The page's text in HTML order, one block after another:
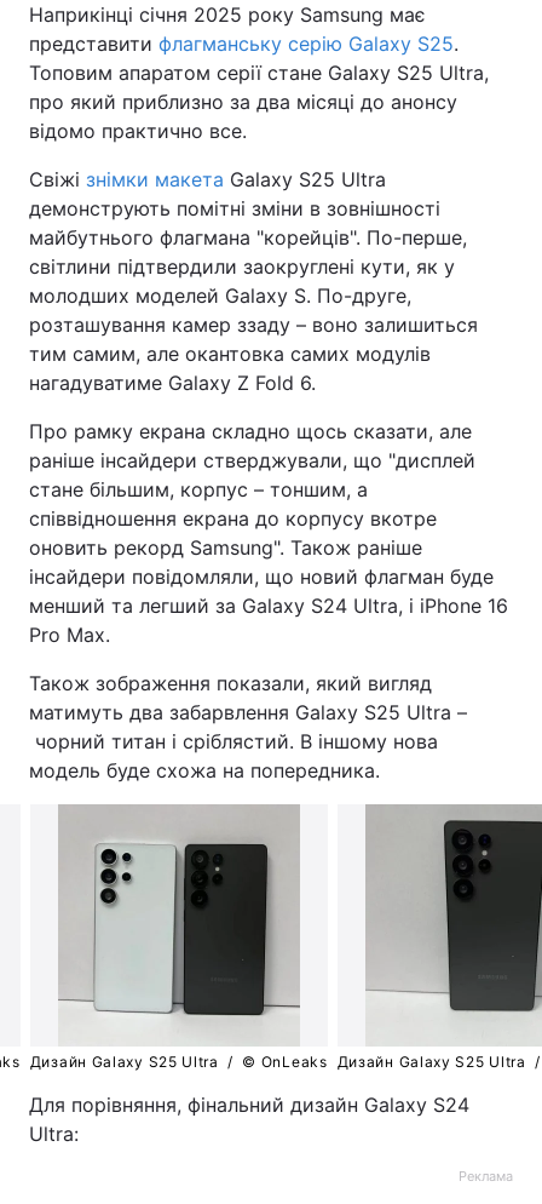
Наприкінці січня 2025 року Samsung має
представити флагманську серію Galaxy S25.
Топовим апаратом серії стане Galaxy S25 Ultra,
про який приблизно за два місяці до анонсу
відомо практично все.
Свіжі знімки макета Galaxy S25 Ultra
демонструють помітні зміни в зовнішності
майбутнього флагмана "корейців". По-перше,
світлини підтвердили заокруглені кути, як у
молодших моделей Galaxy S. По-друге,
розташування камер ззаду – воно залишиться
тим самим, але окантовка самих модулів
нагадуватиме Galaxy Z Fold 6.
Про рамку екрана складно щось сказати, але
раніше інсайдери стверджували, що "дисплей
стане більшим, корпус – тоншим, а
співвідношення екрана до корпусу вкотре
оновить рекорд Samsung". Також раніше
інсайдери повідомляли, що новий флагман буде
менший та легший за Galaxy S24 Ultra, і iPhone 16
Pro Max.
Також зображення показали, який вигляд
матимуть два забарвлення Galaxy S25 Ultra –
чорний титан і сріблястий. В іншому нова
модель буде схожа на попередника.
Дизайн Galaxy S25 Ultra / © OnLeaks Дизайн Galaxy S25
Для порівняння, фінальний дизайн Galaxy S24
Ultra:
Реклама